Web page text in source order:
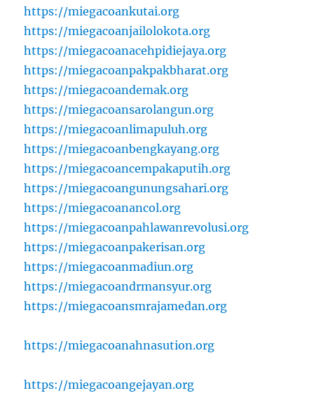
https://miegacoankutai.org
https://miegacoanjailolokota.org
https://miegacoanacehpidiejaya.org
https://miegacoanpakpakbharat.org
https://miegacoandemak.org
https://miegacoansarolangun.org
https://miegacoanlimapuluh.org
https://miegacoanbengkayang.org
https://miegacoancempakaputih.org
https://miegacoangunungsahari.org
https://miegacoanancol.org
https://miegacoanpahlawanrevolusi.org
https://miegacoanpakerisan.org
https://miegacoanmadiun.org
https://miegacoandrmansyur.org
https://miegacoansmrajamedan.org
https://miegacoanahnasution.org
https://miegacoangejayan.org